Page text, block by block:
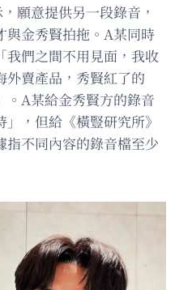
願意提供另一段錄音，
與金秀賢拍拖。A某同時
我們之間不用見面，我收
外賣產品，秀賢紅了的
。A某給金秀賢方的錄音
，但給《橫豎研究所》
指不同內容的錄音檔至少